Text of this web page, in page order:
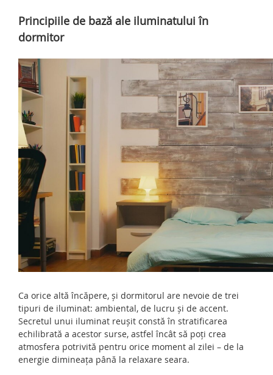
Principiile de bază ale iluminatului în
dormitor
Ca orice altă încăpere, și dormitorul are nevoie de trei
tipuri de iluminat: ambiental, de lucru și de accent.
Secretul unui iluminat reușit constă în stratificarea
echilibrată a acestor surse, astfel încât să poți crea
atmosfera potrivită pentru orice moment al zilei – de la
energie dimineața până la relaxare seara.